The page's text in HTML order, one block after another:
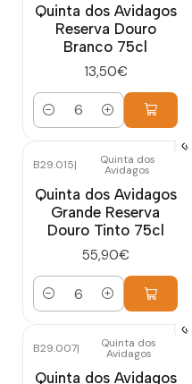
Quinta dos Avidagos
Reserva Douro
Branco 75cl
13,50€
Quantidade
B29.015| Quinta dos
Avidagos
Quinta dos Avidagos
Grande Reserva
Douro Tinto 75cl
55,90€
Quantidade
B29.007| Quinta dos
Avidagos
Quinta dos Avidagos